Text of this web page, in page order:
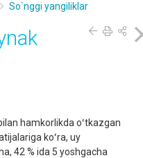
So`nggi yangiliklar
hamkorlikda oʻtkazgan
koʻra, uy
42 % ida 5 yoshgacha